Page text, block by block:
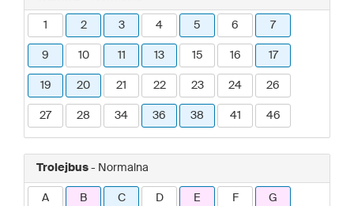
1 2 3 4 5 6 7
9 10 11 13 15 16 17
19 20 21 22 23 24 26
27 28 34 36 38 41 46
Trolejbus - Normalna
A B C D E F G